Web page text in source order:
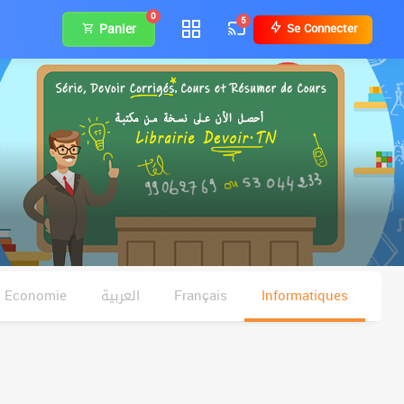
Panier
0 5 Se Connecter
Economie العربية Français
Informatiques